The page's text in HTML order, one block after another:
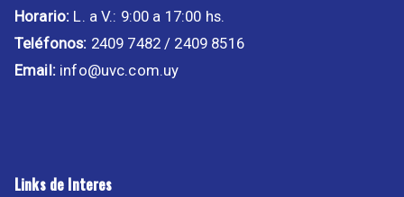
Horario: L. a V.: 9:00 a 17:00 hs.
Teléfonos: 2409 7482 / 2409 8516
Email:info@uvc.com.uy
Links de Interes